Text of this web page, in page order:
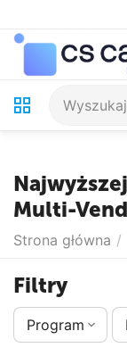
Multi-
Strona główna /
Filtry
Program